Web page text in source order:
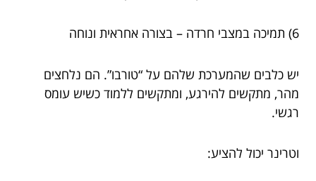
6) תמיכה במצבי חרדה – בצורה אחראית ונוחה
יש כלבים שהמערכת שלהם על “טורבו”. הם נלחצים
מהר, מתקשים להירגע, ומתקשים ללמוד כשיש עומס
רגשי.
וטרינר יכול להציע: